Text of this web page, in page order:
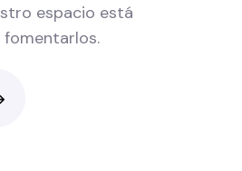
espacio está